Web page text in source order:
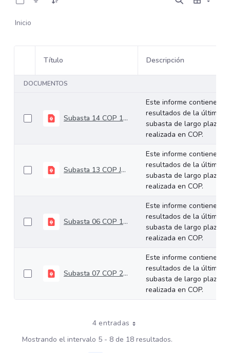
Inicio
Selección del elemento
Título Descripción
DOCUMENTOS
Subasta 14 COP 14-08-2024
Este informe contiene los
resultados de la última
subasta de largo plazo
realizada en COP.
Subasta 13 COP Julio 24 de 2024
Este informe contiene los
resultados de la última
subasta de largo plazo
realizada en COP.
Subasta 06 COP 10-04-2024
Este informe contiene los
resultados de la última
subasta de largo plazo
realizada en COP.
Subasta 07 COP 24-04-2024
Este informe contiene los
resultados de la última
subasta de largo plazo
realizada en COP.
4 entradas
Mostrando el intervalo 5 - 8 de 18 resultados.